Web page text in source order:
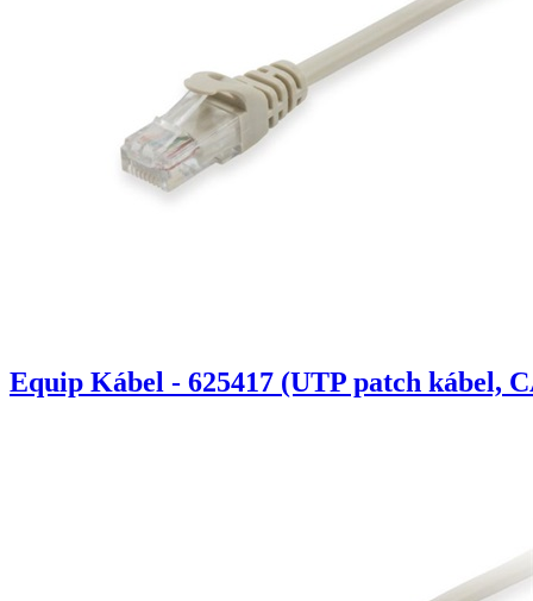
Equip Kábel - 625417 (UTP patch kábel,